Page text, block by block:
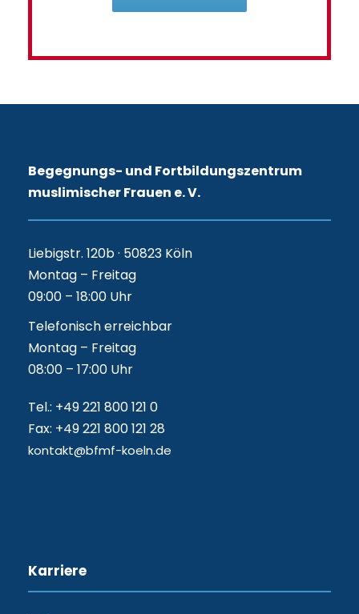
Begegnungs- und Fortbildungszentrum
muslimischer Frauen e. V.
Liebigstr. 120b · 50823 Köln
Montag – Freitag
09:00 – 18:00 Uhr
Telefonisch erreichbar
Montag – Freitag
08:00 – 17:00 Uhr
Tel.: +49 221 800 121 0
Fax: +49 221 800 121 28
kontakt@bfmf-koeln.de
Karriere